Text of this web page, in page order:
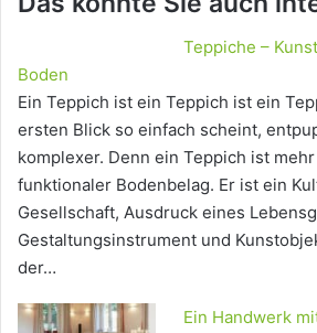
Teppiche –
Boden
Ein Teppich ist ein Teppich ist ein
ersten Blick so einfach scheint,
komplexer. Denn ein Teppich ist
funktionaler Bodenbelag. Er ist ein
Gesellschaft, Ausdruck eines
Gestaltungsinstrument und
der…
Ein Handwerk